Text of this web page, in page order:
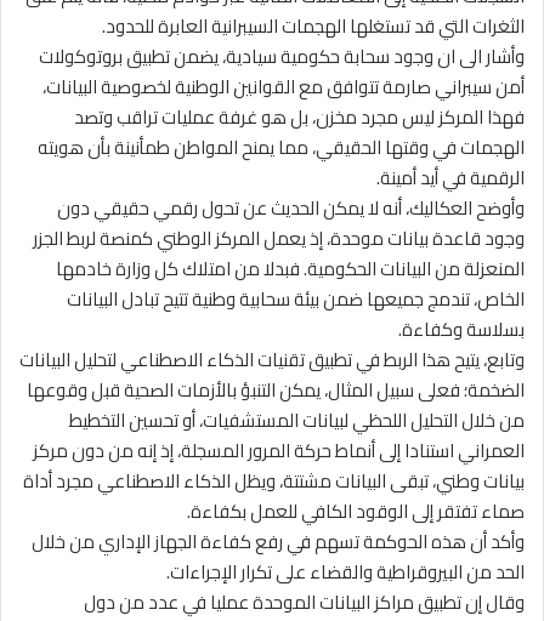
الثغرات التي قد تستغلها الهجمات السيبرانية العابرة للحدود.
وأشار الى ان وجود سحابة حكومية سيادية، يضمن تطبيق بروتوكولات
أمن سيبراني صارمة تتوافق مع القوانين الوطنية لخصوصية البيانات،
فهذا المركز ليس مجرد مخزن، بل هو غرفة عمليات تراقب وتصد
الهجمات في وقتها الحقيقي، مما يمنح المواطن طمأنينة بأن هويته
الرقمية في أيد أمينة.
وأوضح العكاليك، أنه لا يمكن الحديث عن تحول رقمي حقيقي دون
وجود قاعدة بيانات موحدة، إذ يعمل المركز الوطني كمنصة لربط الجزر
المنعزلة من البيانات الحكومية. فبدلا من امتلاك كل وزارة خادمها
الخاص، تندمج جميعها ضمن بيئة سحابية وطنية تتيح تبادل البيانات
بسلاسة وكفاءة.
وتابع، يتيح هذا الربط في تطبيق تقنيات الذكاء الاصطناعي لتحليل البيانات
الضخمة؛ فعلى سبيل المثال، يمكن التنبؤ بالأزمات الصحية قبل وقوعها
من خلال التحليل اللحظي لبيانات المستشفيات، أو تحسين التخطيط
العمراني استنادا إلى أنماط حركة المرور المسجلة، إذ إنه من دون مركز
بيانات وطني، تبقى البيانات مشتتة، ويظل الذكاء الاصطناعي مجرد أداة
صماء تفتقر إلى الوقود الكافي للعمل بكفاءة.
وأكد أن هذه الحوكمة تسهم في رفع كفاءة الجهاز الإداري من خلال
الحد من البيروقراطية والقضاء على تكرار الإجراءات.
وقال إن تطبيق مراكز البيانات الموحدة عمليا في عدد من دول